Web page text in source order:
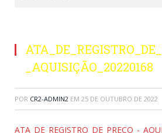
_AQUISIÇÃO_20220168
POR CR2-ADMIN2 EM 25 DE OUTUBRO DE 2022
ATA_DE_REGISTRO_DE_PREÇO_-